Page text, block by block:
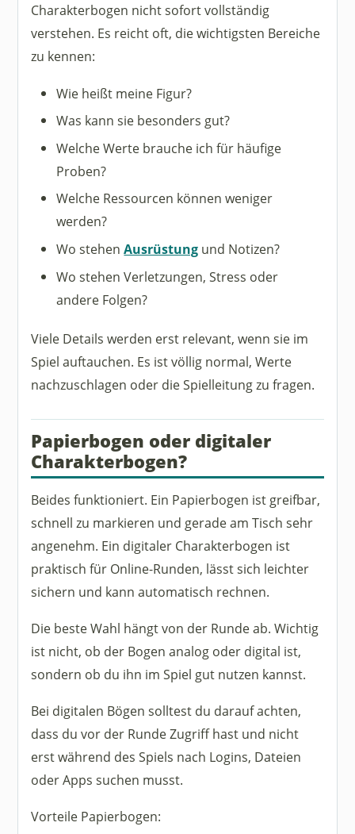
Charakterbogen nicht sofort vollständig
verstehen. Es reicht oft, die wichtigsten Bereiche
zu kennen:
Wie heißt meine Figur?
Was kann sie besonders gut?
Welche Werte brauche ich für häufige
Proben?
Welche Ressourcen können weniger
werden?
Wo stehenAusrüstung und Notizen?
Wo stehen Verletzungen, Stress oder
andere Folgen?
Viele Details werden erst relevant, wenn sie im
Spiel auftauchen. Es ist völlig normal, Werte
nachzuschlagen oder die Spielleitung zu fragen.
Papierbogen oder digitaler
Charakterbogen?
Beides funktioniert. Ein Papierbogen ist greifbar,
schnell zu markieren und gerade am Tisch sehr
angenehm. Ein digitaler Charakterbogen ist
praktisch für Online-Runden, lässt sich leichter
sichern und kann automatisch rechnen.
Die beste Wahl hängt von der Runde ab. Wichtig
ist nicht, ob der Bogen analog oder digital ist,
sondern ob du ihn im Spiel gut nutzen kannst.
Bei digitalen Bögen solltest du darauf achten,
dass du vor der Runde Zugriff hast und nicht
erst während des Spiels nach Logins, Dateien
oder Apps suchen musst.
Vorteile Papierbogen: